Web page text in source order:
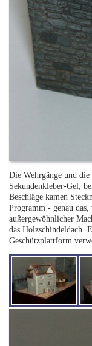
Die Wehrgänge und
Sekundenkleber-Gel,
Beschläge kamen
Programm - genau
außergewöhnlicher
das Holzschindeldach.
Geschützplattform